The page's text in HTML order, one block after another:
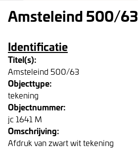
Amsteleind 500/63
Identificatie
Titel(s):
Amsteleind 500/63
Objecttype:
tekening
Objectnummer:
jc 1641 M
Omschrijving:
Afdruk van zwart wit tekening